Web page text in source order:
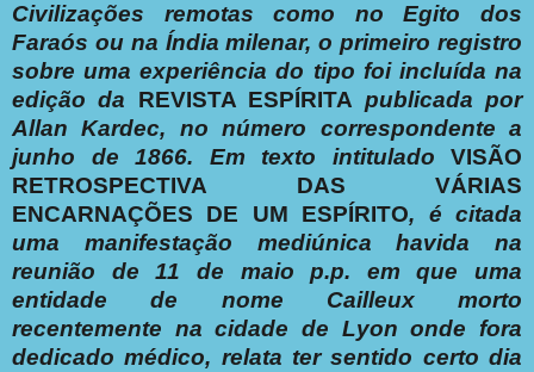
Civilizações remotas como no Egito dos
Faraós ou na Índia milenar, o primeiro registro
sobre uma experiência do tipo foi incluída na
edição da REVISTA ESPÍRITA publicada por
Allan Kardec, no número correspondente a
junho de 1866. Em texto intitulado VISÃO
RETROSPECTIVA DAS VÁRIAS
ENCARNAÇÕES DE UM ESPÍRITO, é citada
uma manifestação mediúnica havida na
reunião de 11 de maio p.p. em que uma
entidade de nome Cailleux
morto
recentemente na cidade de Lyon onde fora
dedicado médico, relata ter sentido certo dia